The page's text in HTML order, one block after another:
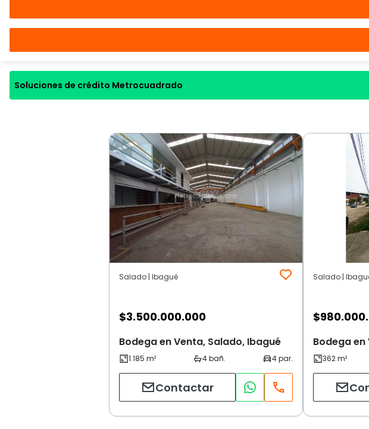
Soluciones de crédito Metrocuadrado
Salado | Ibagué
$3.500.000.000
Bodega en Venta, Salado, Ibagué
Contactar
Salado |
$
Bodega